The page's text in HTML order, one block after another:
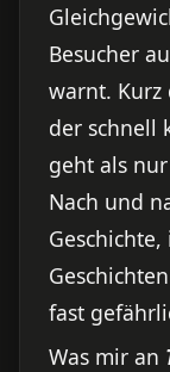
Besucher
warnt. Kurz
der schnell
geht als
Nach und
fast
Was mir an